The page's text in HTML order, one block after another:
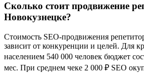
Сколько стоит продвижение
Новокузнецке?
Стоимость SEO-продвижения
зависит от конкуренции и целей. Для
населением 540 000 человек бюджет
мес. При среднем чеке 2 000 ₽ SEO